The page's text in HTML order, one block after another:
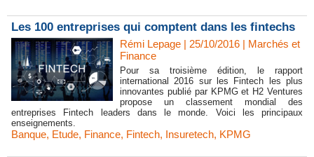
Les 100 entreprises qui comptent dans les fintechs
Rémi Lepage | 25/10/2016 | Marchés et
Finance
Pour sa troisième édition, le rapport
international 2016 sur les Fintech les plus
innovantes publié par KPMG et H2 Ventures
propose un classement mondial des
entreprises Fintech leaders dans le monde. Voici les principaux
enseignements.
Banque, Etude, Finance, Fintech, Insuretech, KPMG